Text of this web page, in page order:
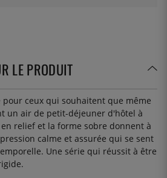
LE PRODUIT
ceux qui souhaitent que même
un air de petit-déjeuner d'hôtel à
relief et la forme sobre donnent à
calme et assurée qui se sent
Une série qui réussit à être